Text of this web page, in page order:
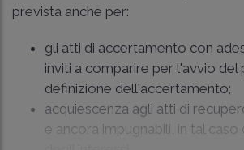
prevista anche per:
gli atti di accertamento con
inviti a comparire per l'avvio
definizione dell'accertamento;
acquiescenza agli atti di
e ancora impugnabili, in tal